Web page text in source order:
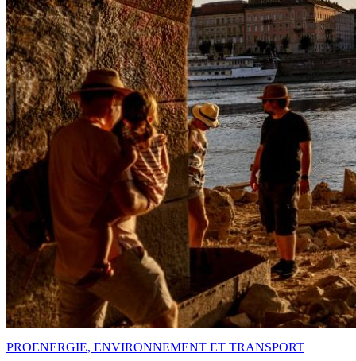
PROENERGIE, ENVIRONNEMENT ET TRANSPORT